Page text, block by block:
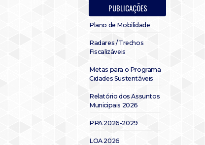
PUBLICAÇÕES
Plano de Mobilidade
Radares / Trechos
Fiscalizáveis
Metas para o Programa
Cidades Sustentáveis
Relatório dos Assuntos
Municipais 2026
PPA 2026-2029
LOA 2026